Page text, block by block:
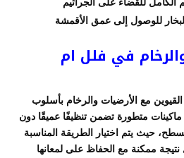
للوصول إلى عمق الأقمشة
في فلل ام
مع الأرضيات والرخام بأسلوب
متطورة تضمن تنظيفًا عميقًا دون
حيث يتم اختيار الطريقة المناسبة
ممكنة مع الحفاظ على لمعانها